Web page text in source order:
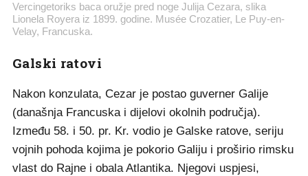
Vercingetoriks baca oružje pred noge Julija Cezara, slika
Lionela Royera iz 1899. godine. Musée Crozatier, Le Puy-en-
Velay, Francuska.
Galski ratovi
Nakon konzulata, Cezar je postao guverner Galije
(današnja Francuska i dijelovi okolnih područja).
Između 58. i 50. pr. Kr. vodio je Galske ratove, seriju
vojnih pohoda kojima je pokorio Galiju i proširio rimsku
vlast do Rajne i obala Atlantika. Njegovi uspjesi,